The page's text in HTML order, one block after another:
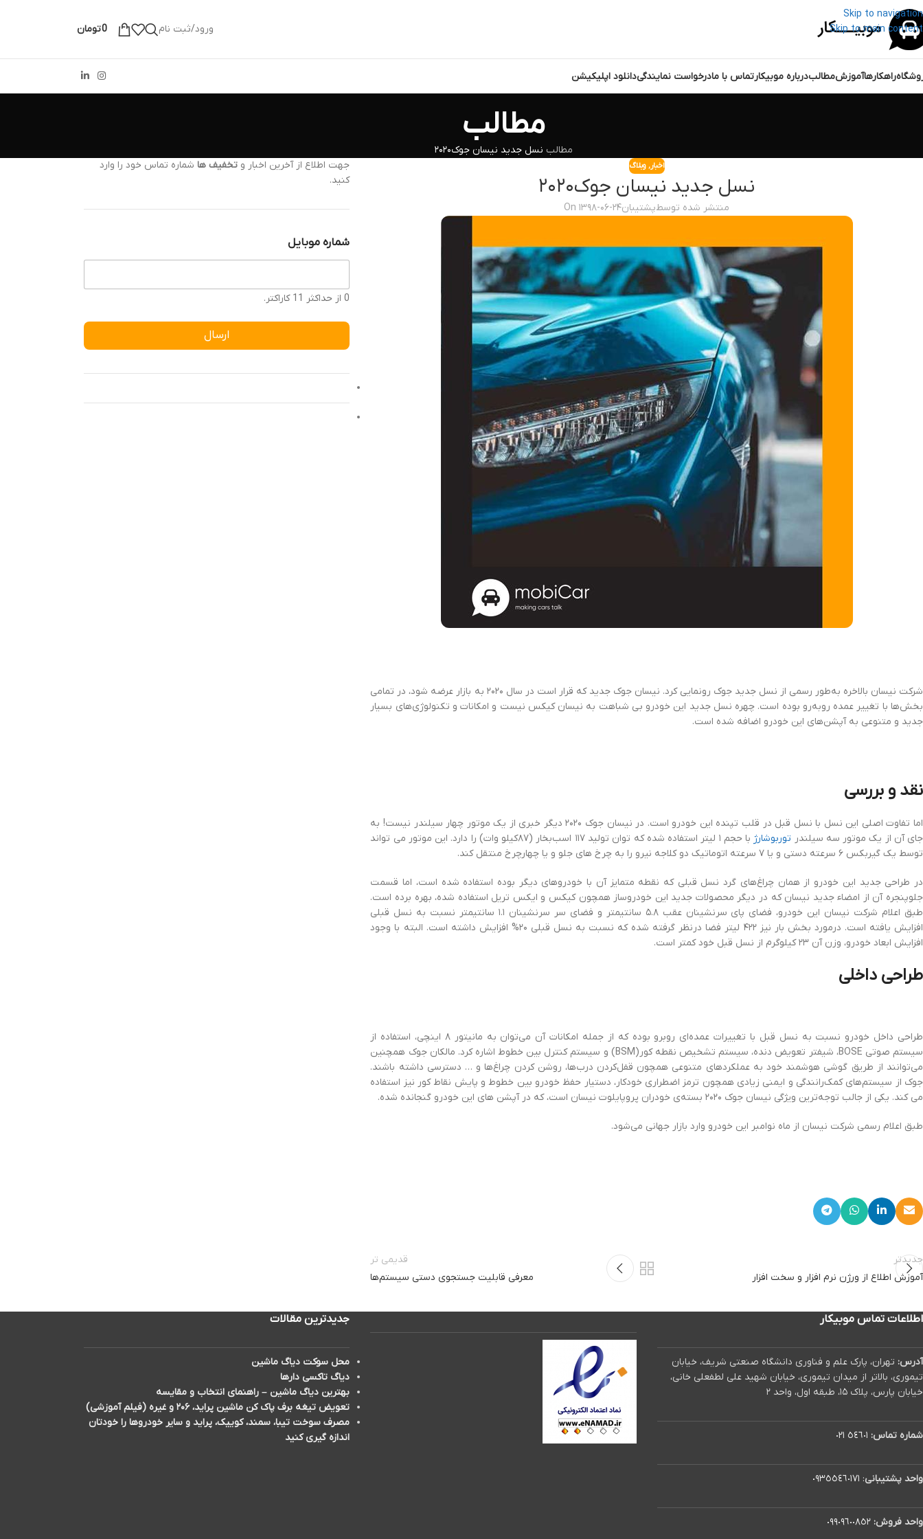
Skip to navigation
Skip to main content
ورود/ثبت نام 0تومان
راهکارهاآموزشمطالبدرباره موبیکارتماس با مادرخواست نمایندگیدانلود اپلیکیشن
مطالب
مطالب نسل جدید نیسان جوک۲۰۲۰
اخبار,وبلاگ
نسل جدید نیسان جوک۲۰۲۰
منتشر شده توسطپشتیبانOn ۱۳۹۸-۰۶-۲۴
شرکت نیسان بالاخره به‌طور رسمی از نسل جدید جوک رونمایی کرد. نیسان جوک جدید که قرار است در سال ۲۰۲۰ به بازار عرضه شود، در تمامی
بخش‌ها با تغییر عمده روبه‌رو بوده است. چهره نسل جدید این خودرو بی شباهت به نیسان کیکس نیست و امکانات و تکنولوژی‌های بسیار
جدید و متنوعی به آپشن‌های این خودرو اضافه شده است.
نقد و بررسی
اما تفاوت اصلی این نسل با نسل قبل در قلب تپنده این خودرو است. در نیسان جوک ۲۰۲۰ دیگر خبری از یک موتور چهار سیلندر نیست! به
جای آن از یک موتور سه سیلندر توربوشارژ
با حجم ۱ لیتر استفاده شده که توان تولید ۱۱۷ اسب‌بخار (۸۷کیلو وات) را دارد. این موتور می تواند
توسط یک گیربکس ۶ سرعته دستی و یا ۷ سرعته اتوماتیک دو کلاجه نیرو را به چرخ های جلو و یا چهارچرخ منتقل کند.
در طراحی جدید این خودرو از همان چراغ‌های گرد نسل قبلی که نقطه متمایز آن با خودروهای دیگر بوده استفاده شده است، اما قسمت
جلوپنجره آن از امضاء جدید نیسان که در دیگر محصولات جدید این خودروساز همچون کیکس و ایکس تریل استفاده شده، بهره برده است.
طبق اعلام شرکت نیسان این خودرو، فضای پای سرنشینان عقب ۵.۸ سانتیمتر و فضای سر سرنشینان ۱.۱ سانتیمتر نسبت به نسل قبلی
افزایش یافته است. درمورد بخش بار نیز ۴۲۲ لیتر فضا درنظر گرفته شده که نسبت به نسل قبلی ۲۰% افزایش داشته است. البته با وجود
افزایش ابعاد خودرو، وزن آن ۲۳ کیلوگرم از نسل قبل خود کمتر است.
طراحی داخلی
طراحی داخل خودرو نسبت به نسل قبل با تغییرات عمده‌ای روبرو بوده که از جمله امکانات آن می‌توان به مانیتور ۸ اینچی، استفاده از
سیستم صوتی BOSE، شیفتر تعویض دنده، سیستم تشخیص نقطه کور(BSM) و سیستم کنترل بین خطوط اشاره کرد. مالکان جوک همچنین
می‌توانند از طریق گوشی هوشمند خود به عملکردهای متنوعی همچون قفل‌کردن درب‌ها، روشن کردن چراغ‌ها و … دسترسی داشته باشند.
جوک از سیستم‌های کمک‌رانندگی و ایمنی زیادی همچون ترمز اضطراری خودکار، دستیار حفظ خودرو بین خطوط و پایش نقاط کور نیز استفاده
می کند. یکی از جالب‌ توجه‌ترین ویژگی نیسان جوک ۲۰۲۰ بسته‌ی خودران پروپایلوت نیسان است، که در آپشن های این خودرو گنجانده شده.
طبق اعلام رسمی شرکت نیسان از ماه نوامبر این خودرو وارد بازار جهانی می‌شود.
جدیدتر
آموزش اطلاع از ورژن نرم افزار و سخت افزار
قدیمی تر
معرفی قابلیت جستجوی دستی سیستم‌ها
جهت اطلاع از آخرین اخبار و تخفیف ها شماره تماس خود را وارد
کنید.
شماره موبایل
0 از حداکثر 11 کاراکتر.
ارسال
اطلاعات تماس موبیکار
آدرس: تهران، پارک علم و فناوری دانشگاه صنعتی شریف، خیابان
تیموری، بالاتر از میدان تیموری، خیابان شهید علی لطفعلی خانی،
خیابان پارس، پلاک ۱۵، طبقه اول، واحد ۲
شماره تماس: ٥٤٦٠١ ٠٢١
واحد پشتیبانی: ٠٩٣٥٥٤٦٠١٧١
واحد فروش: ٠٩٩٠٩٦٠٠٨٥٢
جدیدترین مقالات
محل سوکت دیاگ ماشین
دیاگ تاکسی دارها
بهترین دیاگ ماشین – راهنمای انتخاب و مقایسه
تعویض تیغه برف پاک کن ماشین پراید، ۲۰۶ و غیره (فیلم آموزشی)
مصرف سوخت تیبا، سمند، کوییک، پراید و سایر خودروها را خودتان
اندازه گیری کنید